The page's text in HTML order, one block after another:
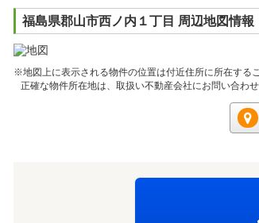
福島県郡山市西ノ内１丁目 周辺地図情報
※地図上に表示される物件の位置は付近住所に所在する
正確な物件所在地は、取扱い不動産会社にお問い合わせ